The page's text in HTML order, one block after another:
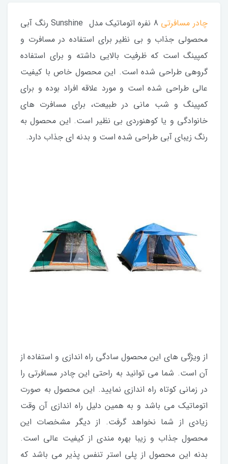
چادر مسافرتی
8 نفره اتوماتیک مدل Sunshine رنگ آبی
محصولی جذاب و بی نظیر برای استفاده در مسافرت و
کمپینگ است که ظرفیت بالایی داشته و برای استفاده
گروهی طراحی شده است. این محصول خاص با کیفیت
عالی طراحی شده است و مورد علاقه افراد بوده و برای
کمپینگ و شب مانی در طبیعت، برای مسافرت های
خانوادگی و یا کوهنوردی بی نظیر است. این محصول به
رنگ زیبای آبی طراحی شده است و بدنه ای جذاب دارد.
از ویژگی های این محصول سادگی راه اندازی و استفاده از
آن است. شما می توانید به راحتی این چادر مسافرتی را
در زمانی کوتاه راه اندازی نمایید. این محصول به صورت
اتوماتیک می باشد و به همین دلیل راه اندازی آن وقت
زیادی از شما نخواهد گرفت. از دیگر مشخصات این
محصول جذاب و زیبا بهره مندی از کیفیت عالی است.
بدنه این محصول از پلی استر تنفس پذیر می باشد که